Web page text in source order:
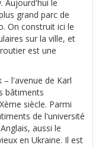
Aujourd'hui le
grand parc de
On construit ici le
sur la ville, et
est une
l'avenue de Karl
bâtiments
siècle. Parmi
de l'université
aussi le
en Ukraine. Il est